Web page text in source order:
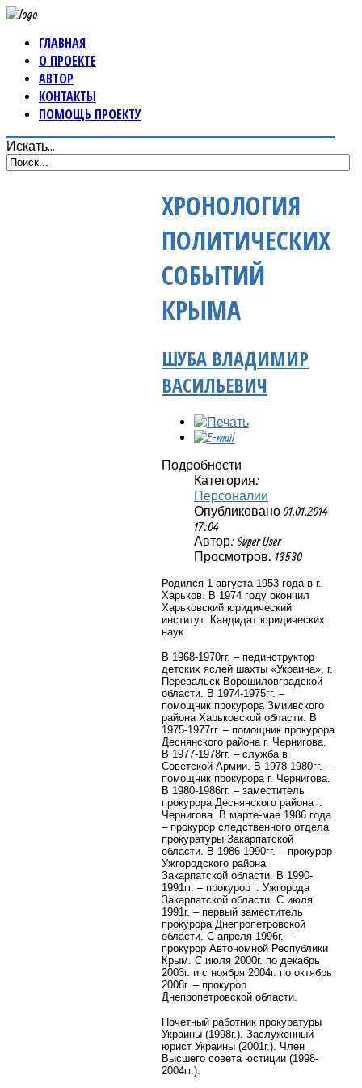
ГЛАВНАЯ
О ПРОЕКТЕ
АВТОР
КОНТАКТЫ
ПОМОЩЬ ПРОЕКТУ
Искать...
ХРОНОЛОГИЯ
ПОЛИТИЧЕСКИХ
СОБЫТИЙ
КРЫМА
ШУБА ВЛАДИМИР
ВАСИЛЬЕВИЧ
Подробности
Категория:
Персоналии
Опубликовано 01.01.2014
17:04
Автор: Super User
Просмотров: 13530
Родился 1 августа 1953 года в г.
Харьков. В 1974 году окончил
Харьковский юридический
институт. Кандидат юридических
наук.
В 1968-1970гг. – пединструктор
детских яслей шахты «Украина», г.
Перевальск Ворошиловградской
области. В 1974-1975гг. –
помощник прокурора Змиивского
района Харьковской области. В
1975-1977гг. – помощник прокурора
Деснянского района г. Чернигова.
В 1977-1978гг. – служба в
Советской Армии. В 1978-1980гг. –
помощник прокурора г. Чернигова.
В 1980-1986гг. – заместитель
прокурора Деснянского района г.
Чернигова. В марте-мае 1986 года
– прокурор следственного отдела
прокуратуры Закарпатской
области. В 1986-1990гг. – прокурор
Ужгородского района
Закарпатской области. В 1990-
1991гг. – прокурор г. Ужгорода
Закарпатской области. С июля
1991г. – первый заместитель
прокурора Днепропетровской
области. С апреля 1996г. –
прокурор Автономной Республики
Крым. С июля 2000г. по декабрь
2003г. и с ноября 2004г. по октябрь
2008г. – прокурор
Днепропетровской области.
Почетный работник прокуратуры
Украины (1998г.). Заслуженный
юрист Украины (2001г.). Член
Высшего совета юстиции (1998-
2004гг.).